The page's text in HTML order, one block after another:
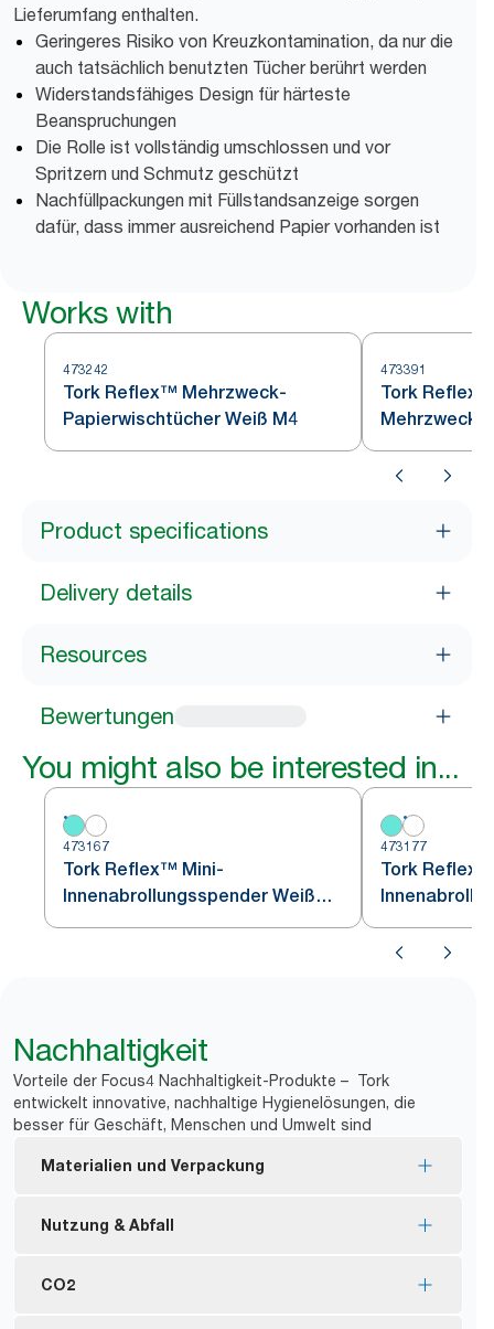
Lieferumfang enthalten.
Geringeres Risiko von Kreuzkontamination, da nur die
auch tatsächlich benutzten Tücher berührt werden
Widerstandsfähiges Design für härteste
Beanspruchungen
Die Rolle ist vollständig umschlossen und vor
Spritzern und Schmutz geschützt
Nachfüllpackungen mit Füllstandsanzeige sorgen
dafür, dass immer ausreichend Papier vorhanden ist
Works with
473242
Tork Reflex™ Mehrzweck-
Papierwischtücher Weiß M4
473391
Tork
Mehrzweck-
Blau M4
Product specifications
Delivery details
Resources
Bewertungen
You might also be interested in...
473167
Tork Reflex™ Mini-
Innenabrollungsspender Weiß
und Türkis M3
473177
Tork
M3
Nachhaltigkeit
Vorteile der Focus4 Nachhaltigkeit-Produkte – Tork
entwickelt innovative, nachhaltige Hygienelösungen, die
besser für Geschäft, Menschen und Umwelt sind
Materialien und Verpackung
FSC®-Siegel – hergestellt aus nachhaltig
Der Großteil des Sortiments trägt die EU Ecolabel-
Nutzung & Abfall
Einzelblattentnahme für kontrollierten Verbrauch
CO2